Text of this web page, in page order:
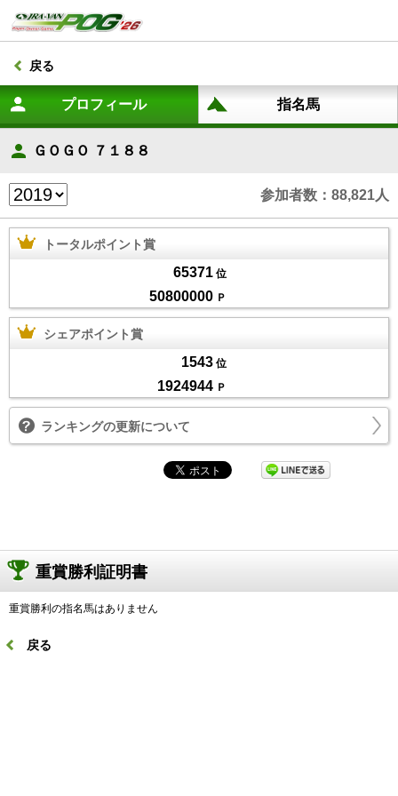
戻る
ＧＯＧＯ ７１８８
参加者数：88,821人
トータルポイント賞
65371 位
50800000 Ｐ
シェアポイント賞
1543 位
1924944 Ｐ
ランキングの更新について
重賞勝利証明書
重賞勝利の指名馬はありません
戻る